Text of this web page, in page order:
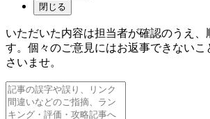
閉じる
いただいた内容は担当者が確認のうえ、
す。個々のご意見にはお返事できないこ
さいませ。